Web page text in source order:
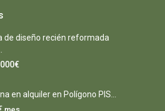
de diseño recién reformada
en alquiler en Polígono PIS...